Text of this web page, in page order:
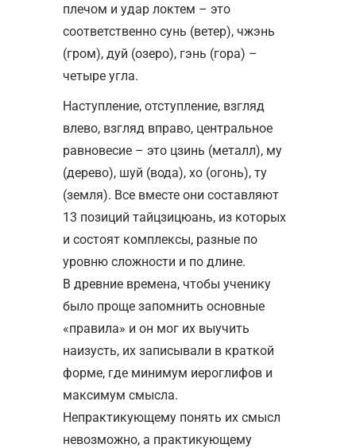
плечом и удар локтем – это
соответственно сунь (ветер), чжэнь
(гром), дуй (озеро), гэнь (гора) –
четыре угла.
Наступление, отступление, взгляд
влево, взгляд вправо, центральное
равновесие – это цзинь (металл), му
(дерево), шуй (вода), хо (огонь), ту
(земля). Все вместе они составляют
13 позиций тайцзицюань, из которых
и состоят комплексы, разные по
уровню сложности и по длине.
В древние времена, чтобы ученику
было проще запомнить основные
«правила» и он мог их выучить
наизусть, их записывали в краткой
форме, где минимум иероглифов и
максимум смысла.
Непрактикующему понять их смысл
невозможно, а практикующему